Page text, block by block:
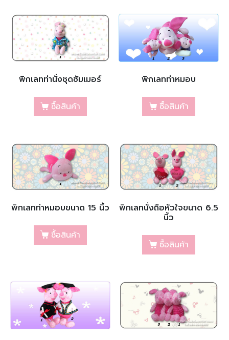
พิกเลทท่านั่งชุดซัมเมอร์
ซื้อสินค้า
พิกเลทท่าหมอบ
ซื้อสินค้า
พิกเลทท่าหมอบขนาด 15 นิ้ว
ซื้อสินค้า
พิกเลทนั่งถือหัวใจขนาด 6.5
นิ้ว
ซื้อสินค้า